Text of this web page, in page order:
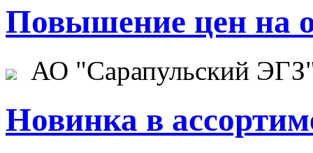
Повышение цен на
АО "Сарапульский
Новинка в